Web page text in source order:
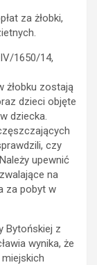
za żłobki,
1650/14,
żłobku zostają
dzieci objęte
dziecka.
czy
upewnić
na
za pobyt w
Bytońskiej z
wynika, że